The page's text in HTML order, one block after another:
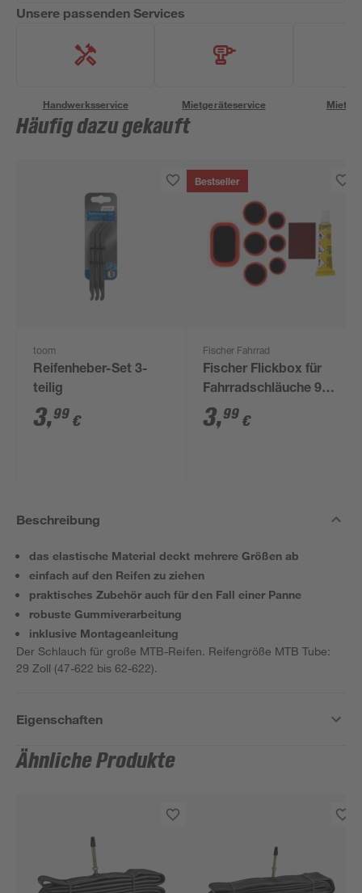
Unsere passenden Services
Handwerksservice Mietgeräteservice
Häufig dazu gekauft
toom
Reifenheber-Set 3-
teilig
3,99 €
Bestseller
Fischer Fahrrad
Fischer Flickbox für
Fahrradschläuche 9-
tlg.
3,99 €
Beschreibung
das elastische Material deckt mehrere Größen ab
einfach auf den Reifen zu ziehen
praktisches Zubehör auch für den Fall einer Panne
robuste Gummiverarbeitung
inklusive Montageanleitung
Der Schlauch für große MTB-Reifen. Reifengröße MTB Tube:
29 Zoll (47-622 bis 62-622).
Eigenschaften
Ähnliche Produkte